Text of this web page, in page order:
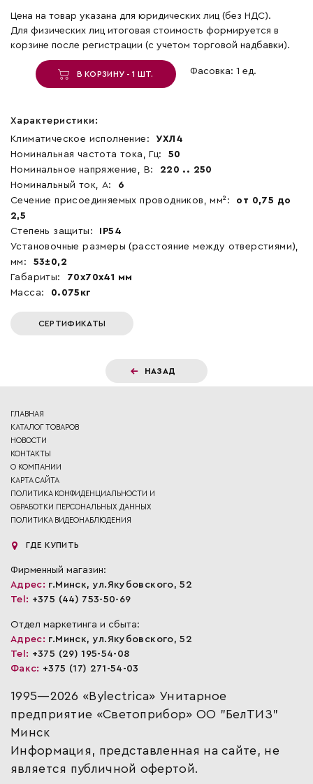
Цена на товар указана для юридических лиц (без НДС).
Для физических лиц итоговая стоимость формируется в
корзине после регистрации (с учетом торговой надбавки).
В КОРЗИНУ - 1 ШТ. Фасовка: 1 ед.
Характеристики:
Климатическое исполнение:
УХЛ4
Номинальная частота тока, Гц:
50
Номинальное напряжение, В:
220 .. 250
Номинальный ток, А:
6
Сечение присоединяемых проводников, мм²:
от 0,75 до
2,5
Степень защиты:
IP54
Установочные размеры (расстояние между отверстиями),
мм:
53±0,2
Габариты:
70x70x41 мм
Масса:
0.075кг
СЕРТИФИКАТЫ
НАЗАД
ГЛАВНАЯ
КАТАЛОГ ТОВАРОВ
НОВОСТИ
КОНТАКТЫ
О КОМПАНИИ
КАРТА САЙТА
ПОЛИТИКА КОНФИДЕНЦИАЛЬНОСТИ И
ОБРАБОТКИ ПЕРСОНАЛЬНЫХ ДАННЫХ
ПОЛИТИКА ВИДЕОНАБЛЮДЕНИЯ
ГДЕ КУПИТЬ
Фирменный магазин:
Адрес: г.Минск, ул.Якубовского, 52
Tel: +375 (44) 753-50-69
Отдел маркетинга и сбыта:
Адрес: г.Минск, ул.Якубовского, 52
Tel: +375 (29) 195-54-08
Факс: +375 (17) 271-54-03
1995—2026 «Bylectrica» Унитарное
предприятие «Светоприбор» ОО "БелТИЗ"
Минск
Информация, представленная на сайте, не
является публичной офертой.